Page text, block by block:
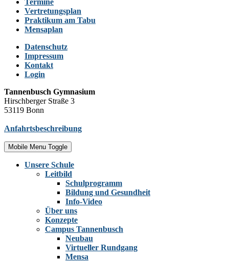
Vertretungsplan
Praktikum am Tabu
Mensaplan
Datenschutz
Impressum
Kontakt
Login
Tannenbusch Gymnasium
Hirschberger Straße 3
53119 Bonn
Anfahrtsbeschreibung
Mobile Menu Toggle
Unsere Schule
Leitbild
Schulprogramm
Bildung und Gesundheit
Info-Video
Über uns
Konzepte
Campus Tannenbusch
Neubau
Virtueller Rundgang
Mensa